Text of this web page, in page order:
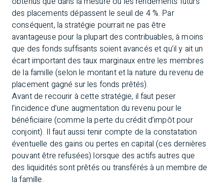
des placements dépassent le seuil de 4 %. Par
conséquent, la stratégie pourrait ne pas être
avantageuse pour la plupart des contribuables, à moins
que des fonds suffisants soient avancés et qu’il y ait un
écart important des taux marginaux entre les membres
de la famille (selon le montant et la nature du revenu de
placement gagné sur les fonds prêtés).
Avant de recourir à cette stratégie, il faut peser
l’incidence d’une augmentation du revenu pour le
bénéficiaire (comme la perte du crédit d’impôt pour
conjoint). Il faut aussi tenir compte de la constatation
éventuelle des gains ou pertes en capital (ces dernières
pouvant être refusées) lorsque des actifs autres que
des liquidités sont prêtés ou transférés à un membre de
la famille.